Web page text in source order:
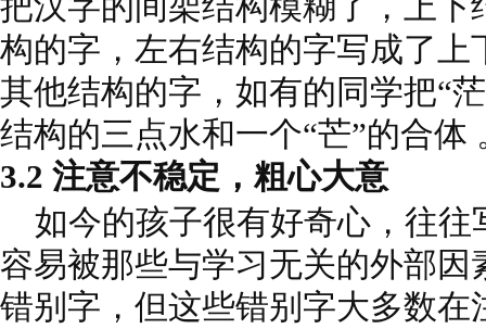
构的字，左右结构的字写成了上
其他结构的字，如有的同学把“
结构的三点水和一个“芒”的合体
3.2 注意不稳定，粗心大意
如今的孩子很有好奇心，往往
容易被那些与学习无关的外部
错别字，但这些错别字大多数在